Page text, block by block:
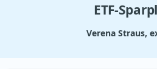
ETF-
Verena Straus,